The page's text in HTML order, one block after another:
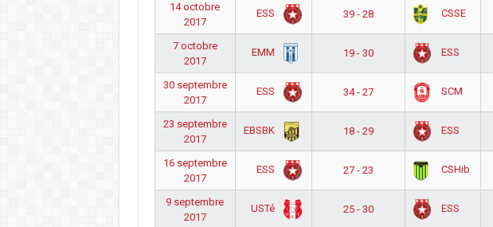
14 octobre
2017
ESS 39 - 28 CSSE
7 octobre
2017
EMM 19 - 30 ESS
30 septembre
2017
ESS 34 - 27 SCM
23 septembre
2017
EBSBK 18 - 29 ESS
16 septembre
2017
ESS 27 - 23 CSHib
9 septembre
2017
USTé 25 - 30 ESS